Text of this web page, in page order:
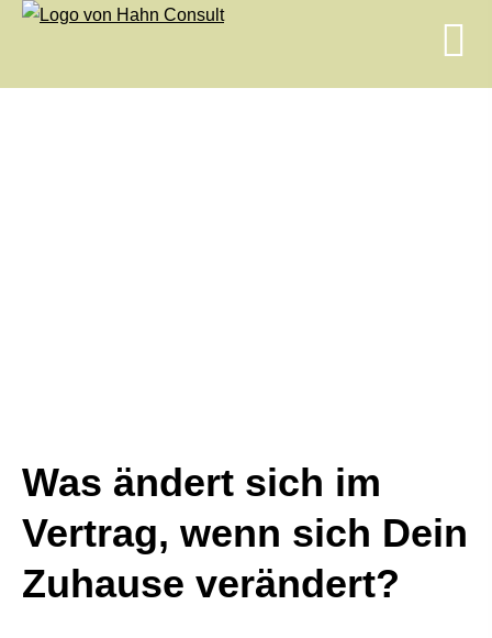
Was ändert sich im
Vertrag, wenn sich Dein
Zuhause verändert?